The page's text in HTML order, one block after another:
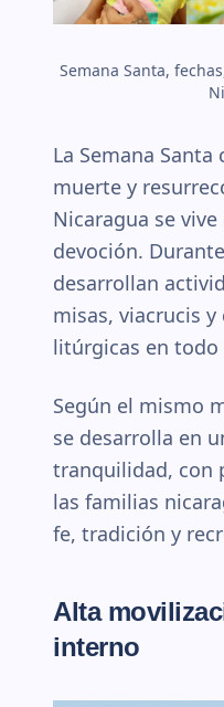
Semana Santa,
La Semana
muerte y
Nicaragua se
devoción.
desarrollan
misas, viacrucis y
litúrgicas en todo
Según el mismo
se desarrolla en
tranquilidad, con
las familias
fe, tradición y
Alta
interno